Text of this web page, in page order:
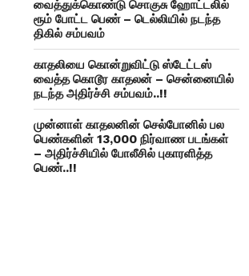
வைத்துக்கொண்டு சொகுசு ஹோட்டலில்
ரூம் போட்ட பெண் – டெல்லியில் நடந்த
திகில் சம்பவம்
காதலியை கொன்றுவிட்டு ஸ்டேட்டஸ்
வைத்த கொடூர காதலன் – சென்னையில்
நடந்த அதிர்ச்சி சம்பவம்..!!
முன்னாள் காதலனின் செல்போனில் பல
பெண்களின் 13,000 நிர்வாண படங்கள்
– அதிர்ச்சியில் போலீசில் புகாரளித்த
பெண்..!!